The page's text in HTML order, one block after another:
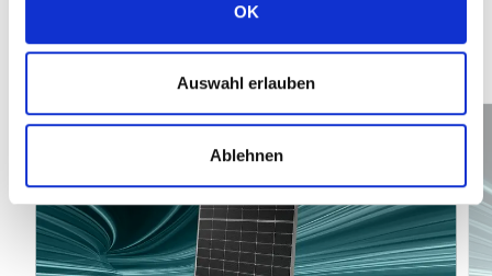
OK
Auswahl erlauben
Ablehnen
solare, e per la mobilità elettrica.